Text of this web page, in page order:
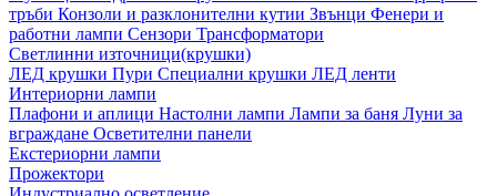
тръби Конзоли и разклонителни кутии Звънци Фенери и
работни лампи Сензори Трансформатори
Светлинни източници(крушки)
ЛЕД крушки Пури Специални крушки ЛЕД ленти
Интериорни лампи
Плафони и аплици Настолни лампи Лампи за баня Луни за
вграждане Осветителни панели
Екстериорни лампи
Прожектори